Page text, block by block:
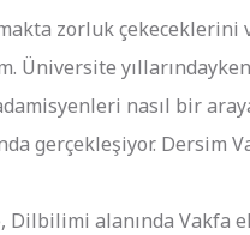
zorluk
Üniversite
nasıl bir
gerçekleşiyor.
alanında Vakfa